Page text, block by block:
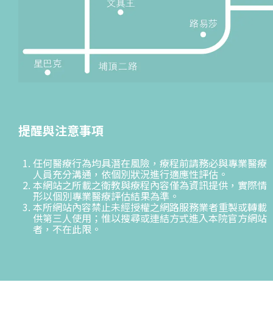
提醒與注意事項
任何醫療行為均具潛在風險，療程前請務必與專業醫療
人員充分溝通，依個別狀況進行適應性評估。
本網站之所載之衛教與療程內容僅為資訊提供，實際情
形以個別專業醫療評估結果為準。
本所網站內容禁止未經授權之網路服務業者重製或轉載
供第三人使用；惟以搜尋或連結方式進入本院官方網站
者，不在此限。